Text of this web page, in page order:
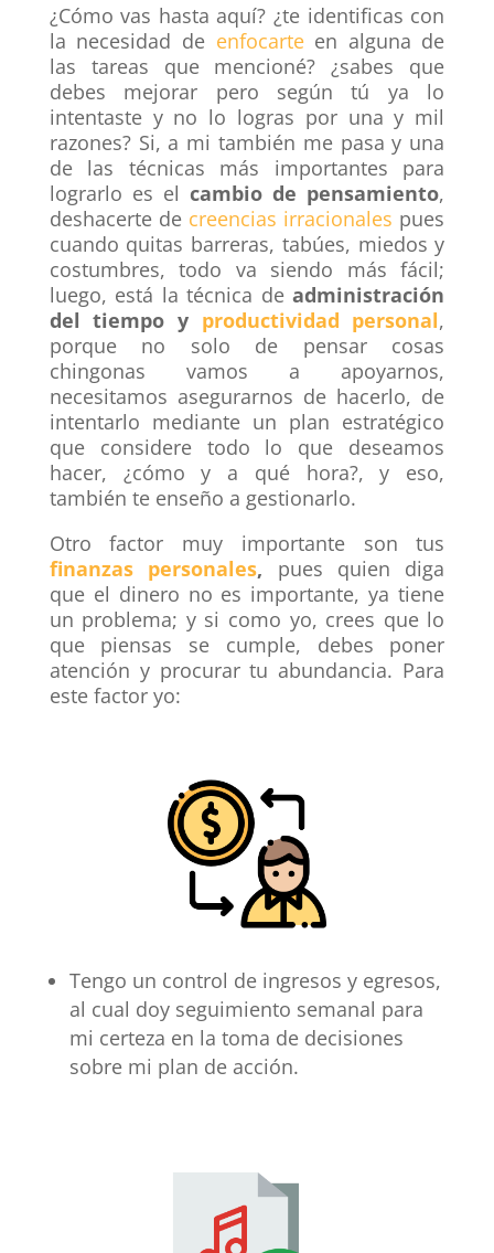
¿Cómo vas hasta aquí? ¿te identificas con
la necesidad de enfocarteen alguna de
las tareas que mencioné? ¿sabes que
debes mejorar pero según tú ya lo
intentaste y no lo logras por una y mil
razones? Si, a mi también me pasa y una
de las técnicas más importantes para
lograrlo es el cambio de pensamiento,
deshacerte de creencias irracionales pues
cuando quitas barreras, tabúes, miedos y
costumbres, todo va siendo más fácil;
luego, está la técnica deadministración
del tiempo y productividad personal,
porque no solo de pensar cosas
chingonas vamos a apoyarnos,
necesitamos asegurarnos de hacerlo, de
intentarlo mediante un plan estratégico
que considere todo lo que deseamos
hacer, ¿cómo y a qué hora?, y eso,
también te enseño a gestionarlo.
Otro factor muy importante son tus
finanzas personales, pues quien diga
que el dinero no es importante, ya tiene
un problema; y si como yo, crees que lo
que piensas se cumple, debes poner
atención y procurar tu abundancia. Para
este factor yo:
Tengo un control de ingresos y egresos,
al cual doy seguimiento semanal para
mi certeza en la toma de decisiones
sobre mi plan de acción.